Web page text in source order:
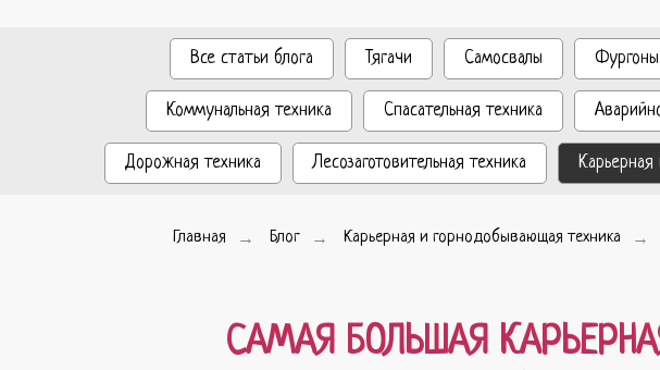
Все статьи блога Тягачи Самосвалы Фургоны
Коммунальная техника Спасательная техника
Дорожная техника Лесозаготовительная техника
Главная → Блог → Карьерная и горнодобывающая техника →
САМАЯ БОЛЬШАЯ